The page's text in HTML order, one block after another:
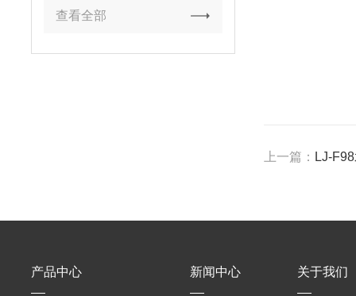
查看全部
上一篇： LJ-
产品中心 新闻中心 关于我们